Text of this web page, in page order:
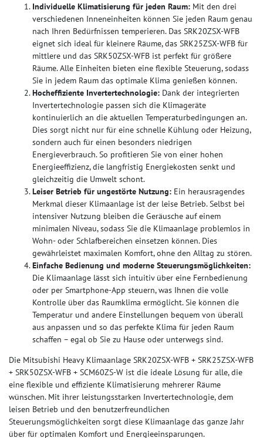
Individuelle Klimatisierung für jeden Raum: Mit den drei
verschiedenen Inneneinheiten können Sie jeden Raum genau
nach Ihren Bedürfnissen temperieren. Das SRK20ZSX-WFB
eignet sich ideal für kleinere Räume, das SRK25ZSX-WFB für
mittlere und das SRK50ZSX-WFB ist perfekt für größere
Räume. Alle Einheiten bieten eine flexible Steuerung, sodass
Sie in jedem Raum das optimale Klima genießen können.
Hocheffiziente Invertertechnologie: Dank der integrierten
Invertertechnologie passen sich die Klimageräte
kontinuierlich an die aktuellen Temperaturbedingungen an.
Dies sorgt nicht nur für eine schnelle Kühlung oder Heizung,
sondern auch für einen besonders niedrigen
Energieverbrauch. So profitieren Sie von einer hohen
Energieeffizienz, die langfristig Energiekosten senkt und
gleichzeitig die Umwelt schont.
Leiser Betrieb für ungestörte Nutzung: Ein herausragendes
Merkmal dieser Klimaanlage ist der leise Betrieb. Selbst bei
intensiver Nutzung bleiben die Geräusche auf einem
minimalen Niveau, sodass Sie die Klimaanlage problemlos in
Wohn- oder Schlafbereichen einsetzen können. Dies
gewährleistet maximalen Komfort, ohne den Alltag zu stören.
Einfache Bedienung und moderne Steuerungsmöglichkeiten:
Die Klimaanlage lässt sich intuitiv über eine Fernbedienung
oder per Smartphone-App steuern, was Ihnen die volle
Kontrolle über das Raumklima ermöglicht. Sie können die
Temperatur und andere Einstellungen bequem von überall
aus anpassen und so das perfekte Klima für jeden Raum
schaffen – egal ob Sie zu Hause oder unterwegs sind.
Die Mitsubishi Heavy Klimaanlage SRK20ZSX-WFB + SRK25ZSX-WFB
+ SRK50ZSX-WFB + SCM60ZS-W ist die ideale Lösung für alle, die
eine flexible und effiziente Klimatisierung mehrerer Räume
wünschen. Mit ihrer leistungsstarken Invertertechnologie, dem
leisen Betrieb und den benutzerfreundlichen
Steuerungsmöglichkeiten sorgt diese Klimaanlage das ganze Jahr
über für optimalen Komfort und Energieeinsparungen.